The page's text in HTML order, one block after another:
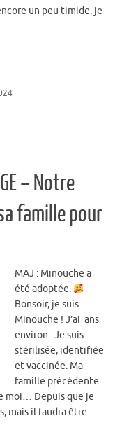
un peu timide, je
– Notre
famille pour
MAJ : Minouche a
été adoptée.
Bonsoir, je suis
Minouche ! J’ai ​ ans
environ . Je suis
stérilisée, identifiée
et vaccinée. Ma
famille précédente
moi… Depuis que je
mais il faudra être…